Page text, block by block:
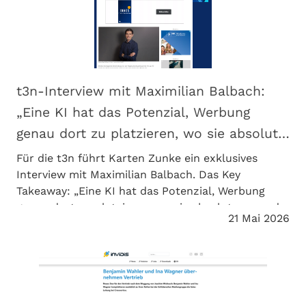
t3n-Interview mit Maximilian Balbach:
„Eine KI hat das Potenzial, Werbung
genau dort zu platzieren, wo sie absolut
passend ist“
Für die t3n führt Karten Zunke ein exklusives
Interview mit Maximilian Balbach. Das Key
Takeaway: „Eine KI hat das Potenzial, Werbung
genau dort zu platzieren, wo sie absolut passend
21 Mai 2026